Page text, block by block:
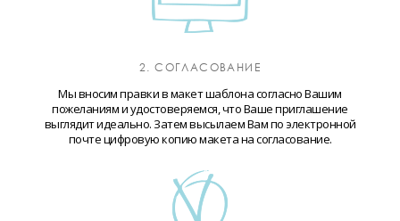
2. СОГЛАСОВАНИЕ
Мы вносим правки в макет шаблона согласно Вашим
пожеланиям и удостоверяемся, что Ваше приглашение
выглядит идеально. Затем высылаем Вам по электронной
почте цифровую копию макета на согласование.